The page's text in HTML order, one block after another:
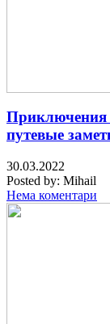
Приключения
путевые
30.03.2022
Posted by: Mihail
Нема коментари